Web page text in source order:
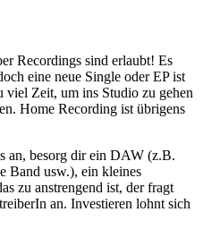
Recordings sind erlaubt! Es
eine neue Single oder EP ist
viel Zeit, um ins Studio zu gehen
Home Recording ist übrigens
an, besorg dir ein DAW (z.B.
Band usw.), ein kleines
zu anstrengend ist, der fragt
an. Investieren lohnt sich